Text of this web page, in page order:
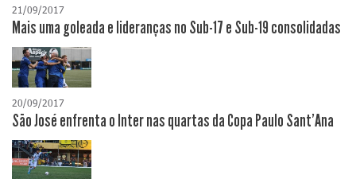
21/09/2017
Mais uma goleada e lideranças no Sub-17 e Sub-19 consolidadas
20/09/2017
São José enfrenta o Inter nas quartas da Copa Paulo Sant'Ana